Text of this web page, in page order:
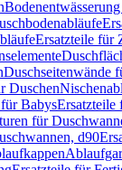
Ersatzteile für
Duschseitenwände
Duschen
BabysErsatzteile
für
d90